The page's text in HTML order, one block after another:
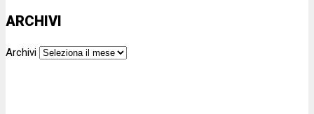
ARCHIVI
Archivi